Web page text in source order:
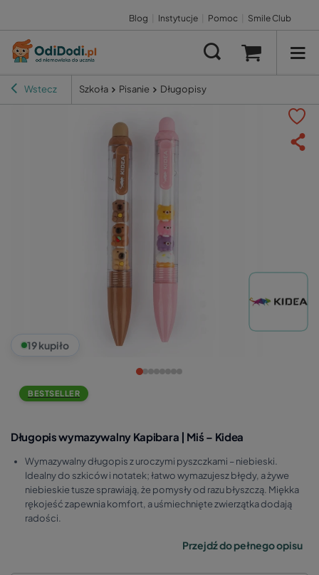
Blog Instytucje Pomoc Smile Club
Wstecz Szkoła Pisanie Długopisy
19 kupiło
BESTSELLER
Długopis wymazywalny Kapibara | Miś – Kidea
Wymazywalny długopis z uroczymi pyszczkami – niebieski.
Idealny do szkiców i notatek; łatwo wymazujesz błędy, a żywe
niebieskie tusze sprawiają, że pomysły od razu błyszczą. Miękka
rękojeść zapewnia komfort, a uśmiechnięte zwierzątka dodają
radości.
Przejdź do pełnego opisu